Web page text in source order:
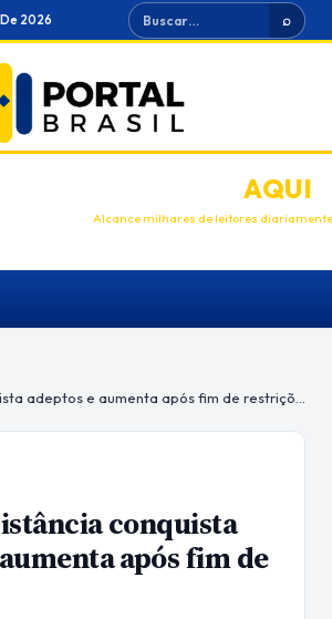
2026 Buscar ⌕
ANUNCIEAQUI
Alcance milhares de leitores diariamente
conquista
após fim de